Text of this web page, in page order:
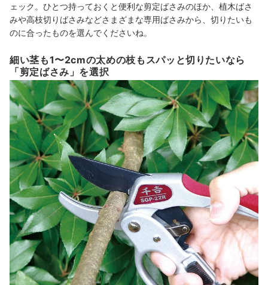
ェック。ひとつ持っておくと便利な剪定ばさみのほか、植木ばさ
みや高枝切りばさみなどさまざまな専用ばさみから、切りたいも
のに合ったものを選んでくださいね。
細い茎も1〜2cmの太めの枝もスパッと切りたいなら
「剪定ばさみ」を選択